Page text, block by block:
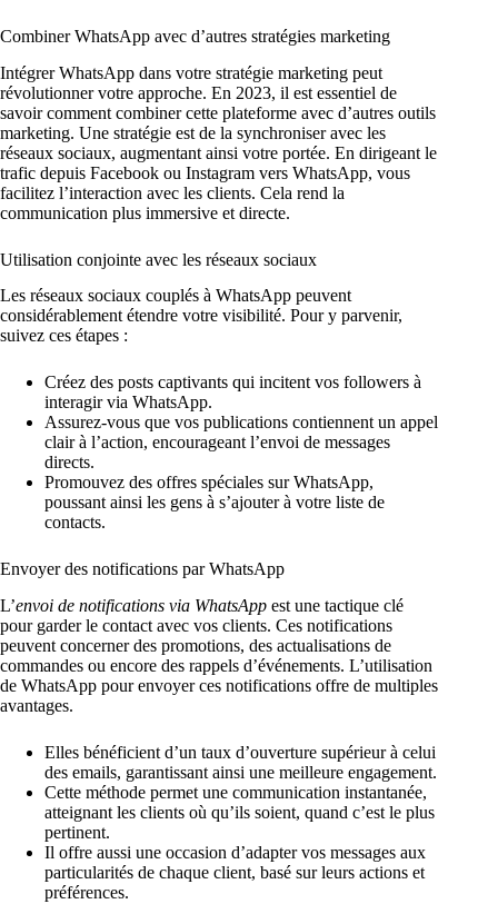
Combiner WhatsApp avec d’autres stratégies marketing
Intégrer WhatsApp dans votre stratégie marketing peut
révolutionner votre approche. En 2023, il est essentiel de
savoir comment combiner cette plateforme avec d’autres outils
marketing. Une stratégie est de la synchroniser avec les
réseaux sociaux, augmentant ainsi votre portée. En dirigeant le
trafic depuis Facebook ou Instagram vers WhatsApp, vous
facilitez l’interaction avec les clients. Cela rend la
communication plus immersive et directe.
Utilisation conjointe avec les réseaux sociaux
Les réseaux sociaux couplés à WhatsApp peuvent
considérablement étendre votre visibilité. Pour y parvenir,
suivez ces étapes :
Créez des posts captivants qui incitent vos followers à
interagir via WhatsApp.
Assurez-vous que vos publications contiennent un appel
clair à l’action, encourageant l’envoi de messages
directs.
Promouvez des offres spéciales sur WhatsApp,
poussant ainsi les gens à s’ajouter à votre liste de
contacts.
Envoyer des notifications par WhatsApp
L’envoi de notifications via WhatsApp est une tactique clé
pour garder le contact avec vos clients. Ces notifications
peuvent concerner des promotions, des actualisations de
commandes ou encore des rappels d’événements. L’utilisation
de WhatsApp pour envoyer ces notifications offre de multiples
avantages.
Elles bénéficient d’un taux d’ouverture supérieur à celui
des emails, garantissant ainsi une meilleure engagement.
Cette méthode permet une communication instantanée,
atteignant les clients où qu’ils soient, quand c’est le plus
pertinent.
Il offre aussi une occasion d’adapter vos messages aux
particularités de chaque client, basé sur leurs actions et
préférences.